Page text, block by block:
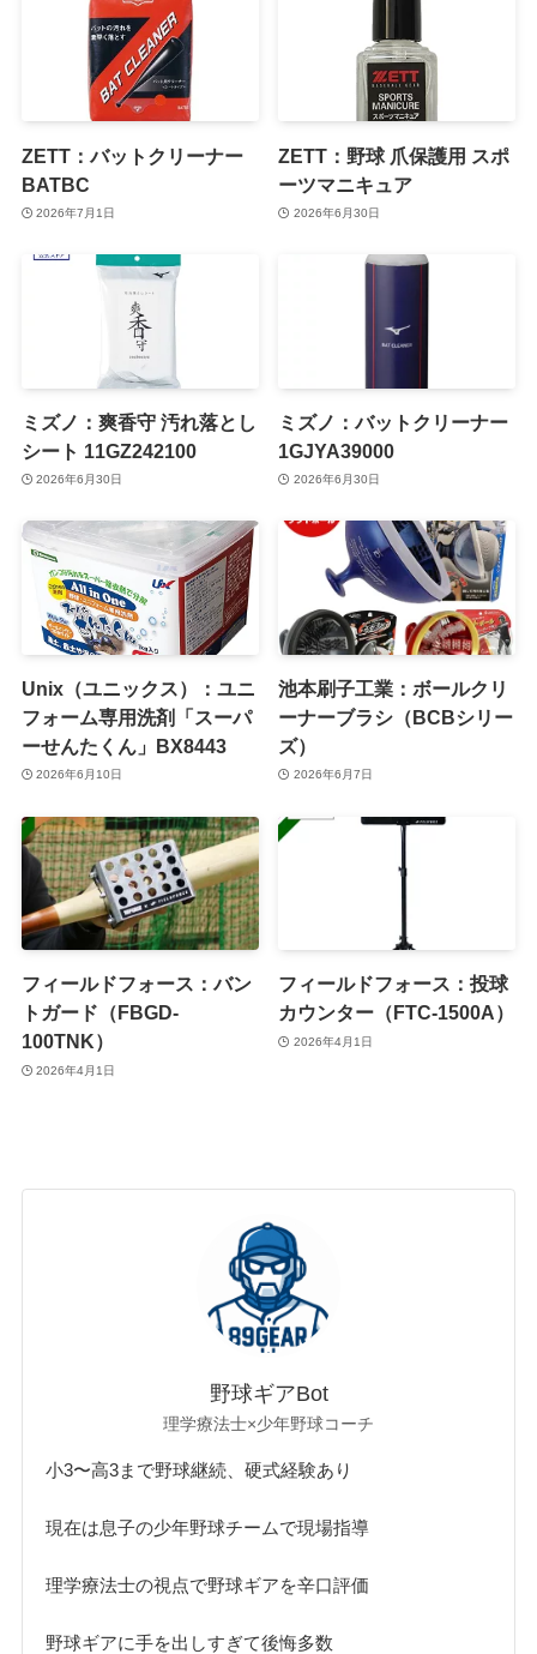
ZETT：バットクリーナー
BATBC
2026年7月1日
ZETT：野球 爪保護用 スポ
ーツマニキュア
2026年6月30日
ミズノ：爽香守 汚れ落とし
シート 11GZ242100
2026年6月30日
ミズノ：バットクリーナー
1GJYA39000
2026年6月30日
Unix（ユニックス）：ユニ
フォーム専用洗剤「スーパ
ーせんたくん」BX8443
2026年6月10日
池本刷子工業：ボールクリ
ーナーブラシ（BCBシリー
ズ）
2026年6月7日
フィールドフォース：バン
トガード（FBGD-
100TNK）
2026年4月1日
フィールドフォース：投球
カウンター（FTC-1500A）
2026年4月1日
野球ギアBot
理学療法士×少年野球コーチ
小3〜高3まで野球継続、硬式経験あり
現在は息子の少年野球チームで現場指導
理学療法士の視点で野球ギアを辛口評価
野球ギアに手を出しすぎて後悔多数